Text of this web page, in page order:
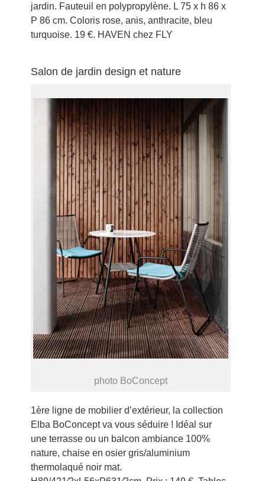
jardin. Fauteuil en polypropylène. L 75 x h 86 x
P 86 cm. Coloris rose, anis, anthracite, bleu
turquoise. 19 €. HAVEN chez FLY
Salon de jardin design et nature
photo BoConcept
1ère ligne de mobilier d’extérieur, la collection
Elba BoConcept va vous séduire ! Idéal sur
une terrasse ou un balcon ambiance 100%
nature, chaise en osier gris/aluminium
thermolaqué noir mat.